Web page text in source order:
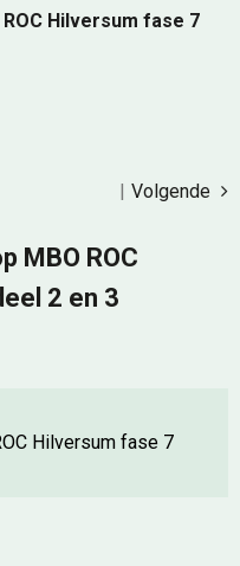
Hilversum fase 7
Volgende
|
MBO ROC
2 en 3
Hilversum fase 7